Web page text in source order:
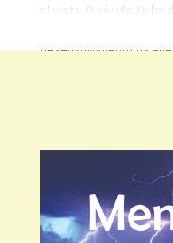
planeta. O século XX foi
desenvolvimento da
desenvolvimento do
exploração do